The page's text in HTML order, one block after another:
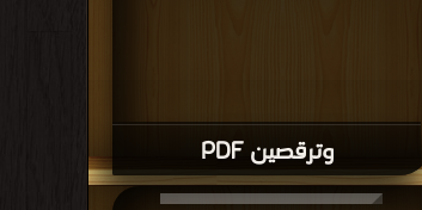
وترقصين PDF